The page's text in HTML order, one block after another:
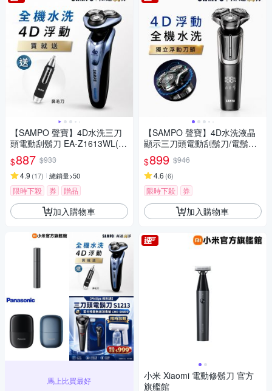
【SAMPO 聲寶】4D水洗三刀
頭電動刮鬍刀 EA-Z1613WL(電
鬍刀/修容刀)
$887 $933
4.9 (17) 總銷量>50
限時下殺 券 贈品
加入購物車
馬上比買最好
【SAMPO 聲寶】4D水洗液晶
顯示三刀頭電動刮鬍刀/電鬍刀
(EA-Z2432WL)
$899 $946
4.6 (6)
限時下殺 券
加入購物車
小米 Xiaomi 電動修鬍刀 官方
旗艦館